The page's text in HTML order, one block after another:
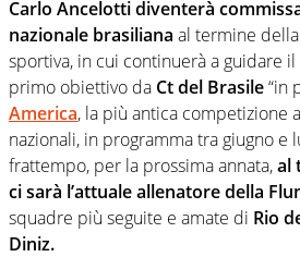
Carlo Ancelotti diventerà
nazionale brasiliana al termine
sportiva, in cui continuerà a guidare il
primo obiettivo da Ct del Brasile“in
America, la più antica competizione
nazionali, in programma tra giugno e
frattempo, per la prossima annata,al
ci sarà l’attuale allenatore della
squadre più seguite e amate di Rio
Diniz.